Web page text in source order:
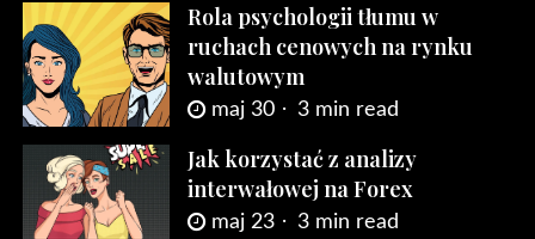
Rola psychologii tłumu w
ruchach cenowych na rynku
walutowym
maj 30 3 min read
Jak korzystać z analizy
interwałowej na Forex
maj 23 3 min read